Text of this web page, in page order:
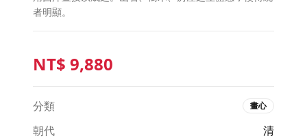
者明顯。
NT$ 9,880
分類 畫心
朝代
清